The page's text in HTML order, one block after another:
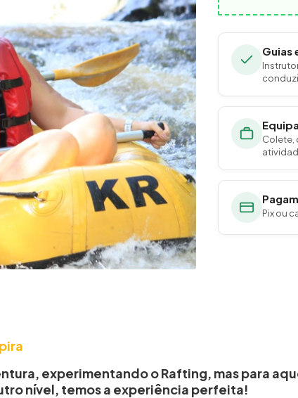
Guias
Colete,
Pix ou
experimentando o Rafting, mas para
nível, temos a experiência perfeita!